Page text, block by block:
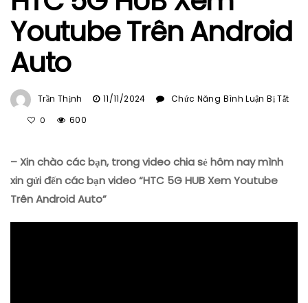
Youtube Trên Android
Auto
Trần Thịnh 11/11/2024
Chức Năng Bình Luận Bị Tắt
HUB
Xem
Youtube
Android
0 600
– Xin chào các bạn, trong video chia sẻ hôm nay mình
xin gửi đến các bạn video “HTC 5G HUB Xem Youtube
Trên Android Auto”